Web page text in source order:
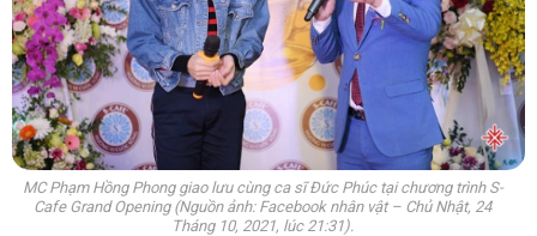
MC Phạm Hồng Phong giao lưu cùng ca sĩ Đức Phúc tại chương trình S-
Cafe Grand Opening (Nguồn ảnh: Facebook nhân vật – Chủ Nhật, 24
Tháng 10, 2021, lúc 21:31).